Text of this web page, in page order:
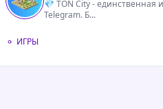
💎 TON City - единственная
Telegram. Б...
ИГРЫ